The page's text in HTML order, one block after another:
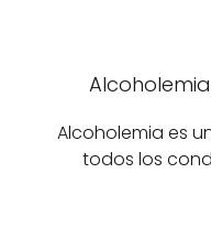
Alcoholemia es
todos los